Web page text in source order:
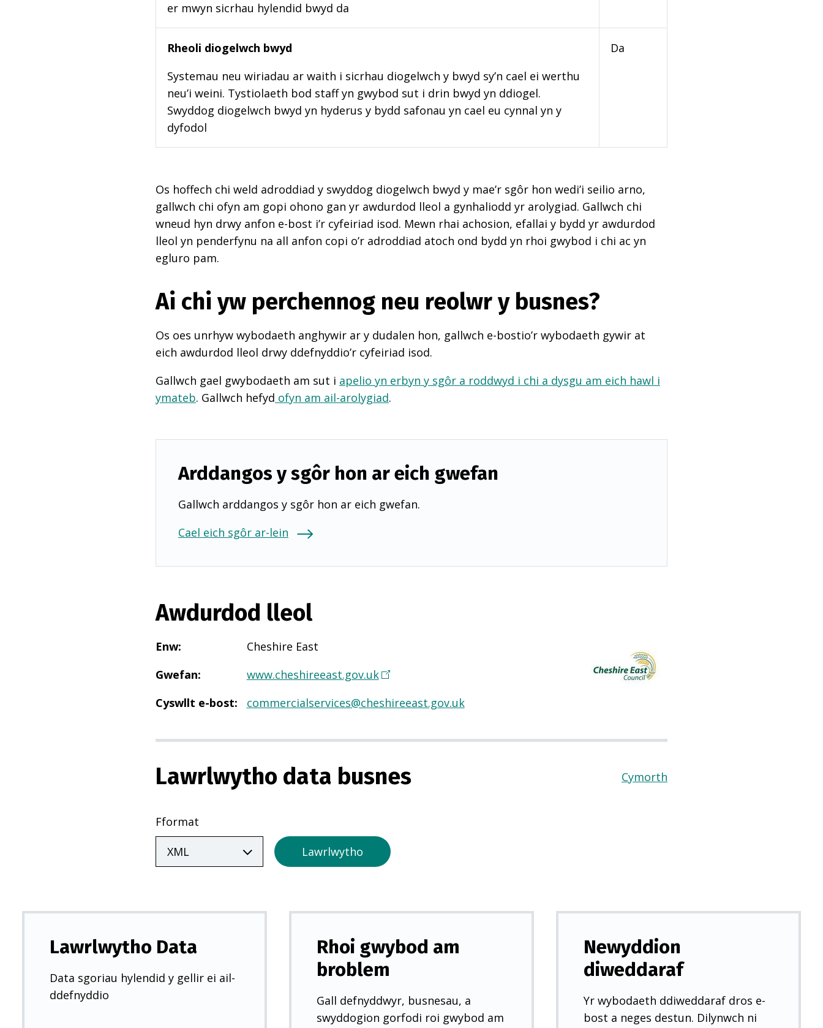
er mwyn sicrhau hylendid bwyd da
Rheoli diogelwch bwyd
Systemau neu wiriadau ar waith i sicrhau diogelwch y bwyd sy’n cael ei werthu
neu’i weini. Tystiolaeth bod staff yn gwybod sut i drin bwyd yn ddiogel.
Swyddog diogelwch bwyd yn hyderus y bydd safonau yn cael eu cynnal yn y
dyfodol
Da
Os hoffech chi weld adroddiad y swyddog diogelwch bwyd y mae’r sgôr hon wedi’i seilio arno,
gallwch chi ofyn am gopi ohono gan yr awdurdod lleol a gynhaliodd yr arolygiad. Gallwch chi
wneud hyn drwy anfon e-bost i’r cyfeiriad isod. Mewn rhai achosion, efallai y bydd yr awdurdod
lleol yn penderfynu na all anfon copi o’r adroddiad atoch ond bydd yn rhoi gwybod i chi ac yn
egluro pam.
Ai chi yw perchennog neu reolwr y busnes?
Os oes unrhyw wybodaeth anghywir ar y dudalen hon, gallwch e-bostio’r wybodaeth gywir at
eich awdurdod lleol drwy ddefnyddio’r cyfeiriad isod.
Gallwch gael gwybodaeth am sut i apelio yn erbyn y sgôr a roddwyd i chi a dysgu am eich hawl i
ymateb. Gallwch hefyd ofyn am ail-arolygiad.
Arddangos y sgôr hon ar eich gwefan
Gallwch arddangos y sgôr hon ar eich gwefan.
Cael eich sgôr ar-lein
Awdurdod lleol
Enw:
Cheshire East
Gwefan: www.cheshireeast.gov.uk(
n
g
r
t
n
w
y
d
)
Cyswllt e-bost: commercialservices@cheshireeast.gov.uk
Lawrlwytho data busnes Cymorth
Fformat
Lawrlwytho
Lawrlwytho Data
Data sgoriau hylendid y gellir ei ail-
ddefnyddio
Rhoi gwybod am
broblem
Gall defnyddwyr, busnesau, a
swyddogion gorfodi roi gwybod am
Newyddion
diweddaraf
Yr wybodaeth ddiweddaraf dros e-
bost a neges destun. Dilynwch ni